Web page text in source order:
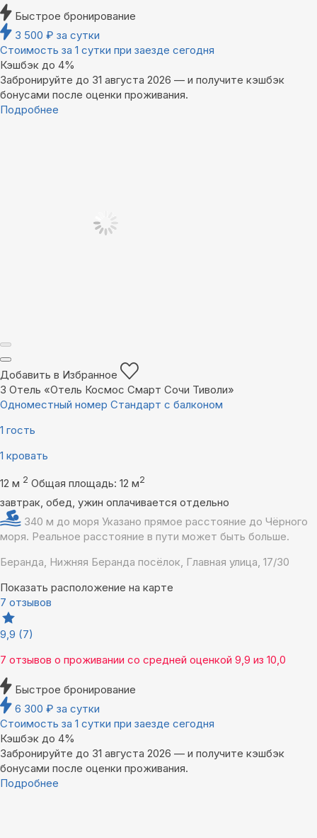
Быстрое бронирование
3 500 ₽ за сутки
Стоимость за 1 сутки при заезде сегодня
Кэшбэк до 4%
Забронируйте до 31 августа 2026 — и получите кэшбэк
бонусами после оценки проживания.
Подробнее
Добавить в Избранное
3 Отель «Отель Космос Смарт Сочи Тиволи»
Одноместный номер Стандарт с балконом
1 гость
1 кровать
12 м 2 Общая площадь: 12 м2
завтрак, обед, ужин оплачивается отдельно
340 м до моря Указано прямое расстояние до Чёрного
моря. Реальное расстояние в пути может быть больше.
Беранда, Нижняя Беранда посёлок, Главная улица, 17/30
Показать расположение на карте
7 отзывов
9,9 (7)
7 отзывов о проживании со средней оценкой 9,9 из 10,0
Быстрое бронирование
6 300 ₽ за сутки
Стоимость за 1 сутки при заезде сегодня
Кэшбэк до 4%
Забронируйте до 31 августа 2026 — и получите кэшбэк
бонусами после оценки проживания.
Подробнее